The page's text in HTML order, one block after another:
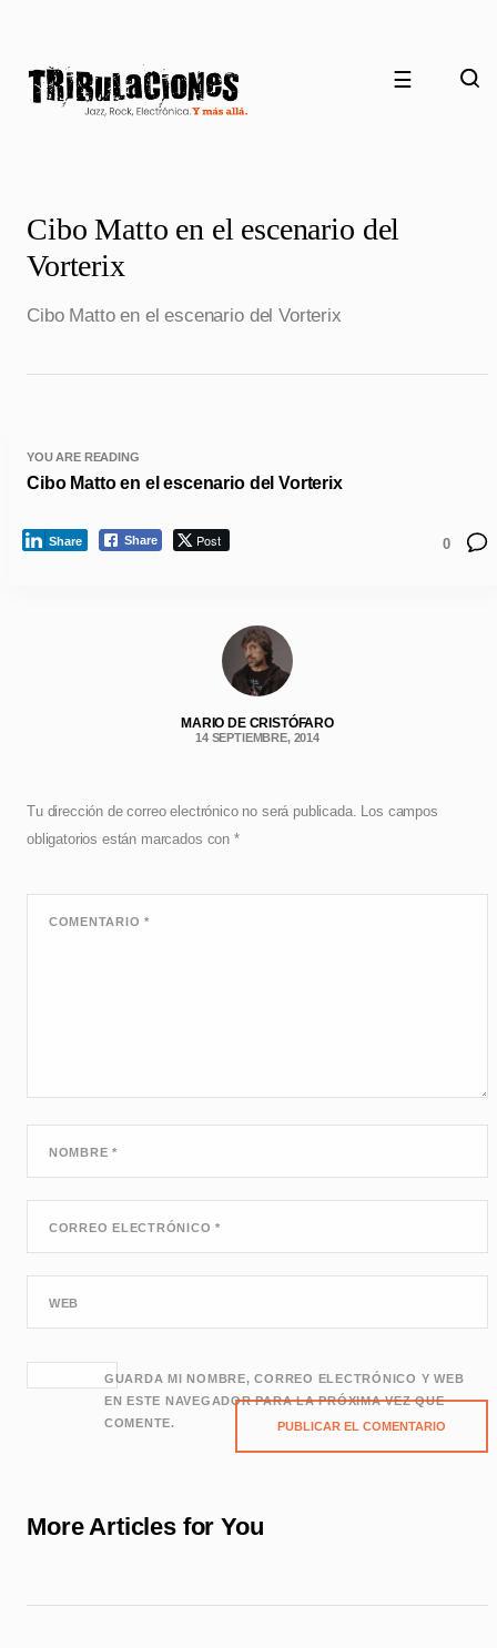
☰
Cibo Matto en el escenario del
Vorterix
Cibo Matto en el escenario del Vorterix
YOU ARE READING
Cibo Matto en el escenario del Vorterix
Share Post
Share 0
MARIO DE CRISTÓFARO
14 SEPTIEMBRE, 2014
Tu dirección de correo electrónico no será publicada. Los campos
obligatorios están marcados con *
COMENTARIO*
NOMBRE*
CORREO ELECTRÓNICO*
WEB
GUARDA MI NOMBRE, CORREO ELECTRÓNICO Y WEB
EN ESTE NAVEGADOR PARA LA PRÓXIMA VEZ QUE
COMENTE.
More Articles for You